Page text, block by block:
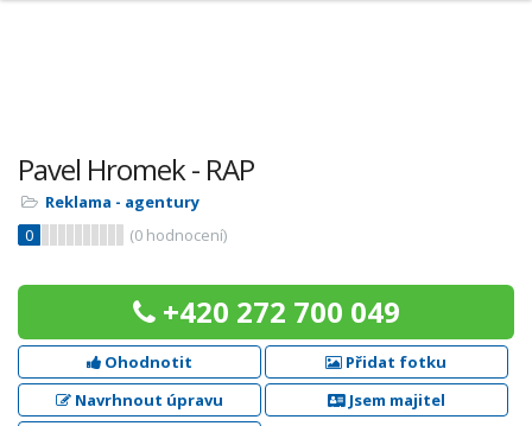
Pavel Hromek - RAP
Reklama - agentury
0
(0 hodnocení)
+420 272 700 049
Ohodnotit
Přidat fotku
Navrhnout úpravu
Jsem majitel